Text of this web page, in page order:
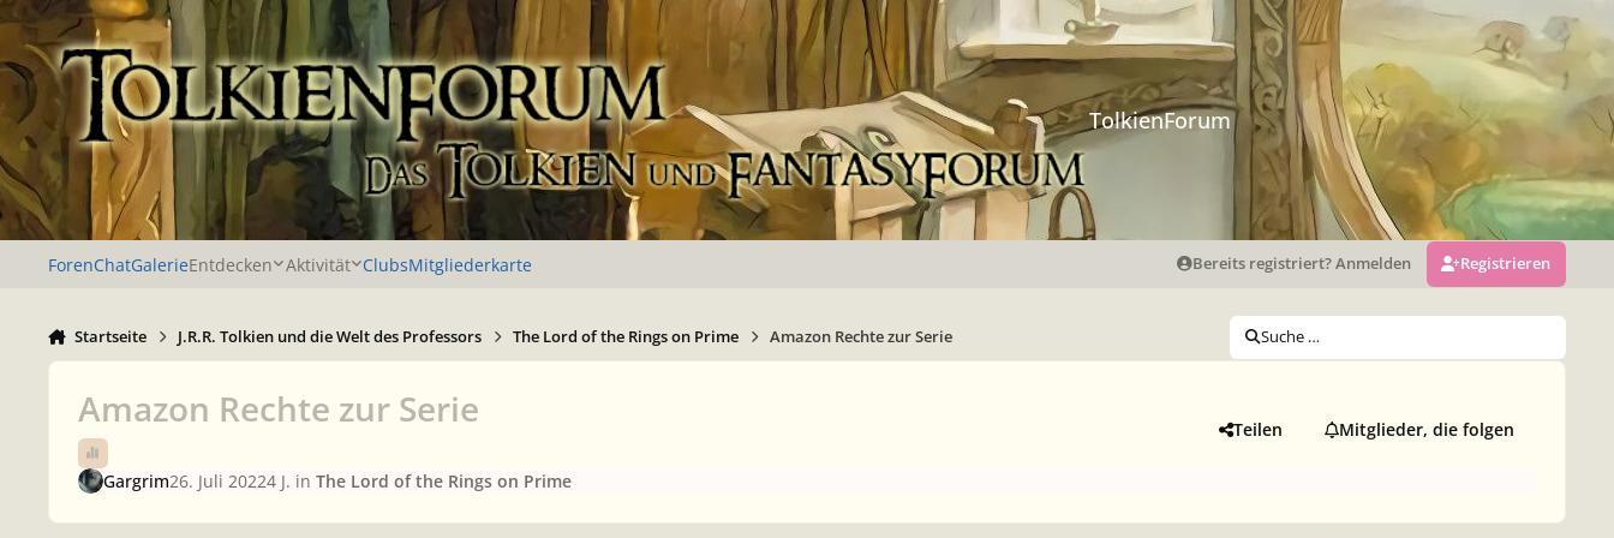
Zu Inhalt springen
TolkienForum
ForenChatGalerieEntdecken Aktivität ClubsMitgliederkarte Bereits registriert? Anmelden Registrieren
Startseite J.R.R. Tolkien und die Welt des Professors The Lord of the Rings on Prime Amazon Rechte zur Serie Suche …
Amazon Rechte zur Serie Teilen Mitglieder, die folgen
Gargrim26. Juli 20224 J. in The Lord of the Rings on Prime